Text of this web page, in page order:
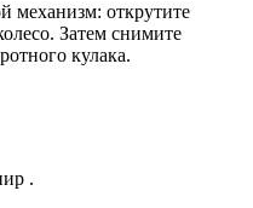
механизм: открутите
Затем снимите
кулака.
.